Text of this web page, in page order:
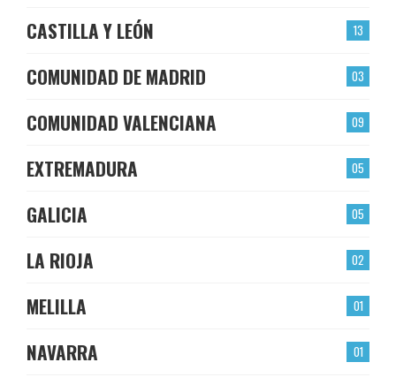
13
CASTILLA Y LEÓN
03
COMUNIDAD DE MADRID
09
COMUNIDAD VALENCIANA
05
EXTREMADURA
05
GALICIA
02
LA RIOJA
01
MELILLA
01
NAVARRA